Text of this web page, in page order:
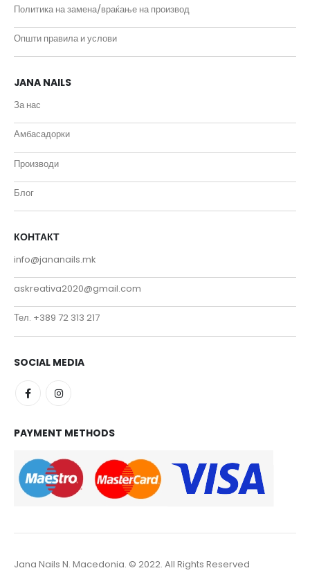
Политика на замена/враќање на производ
Општи правила и услови
JANA NAILS
За нас
Амбасадорки
Производи
Блог
КОНТАКТ
info@jananails.mk
askreativa2020@gmail.com
Тел. +389 72 313 217
SOCIAL MEDIA
PAYMENT METHODS
Jana Nails N. Macedonia. © 2022. All Rights Reserved